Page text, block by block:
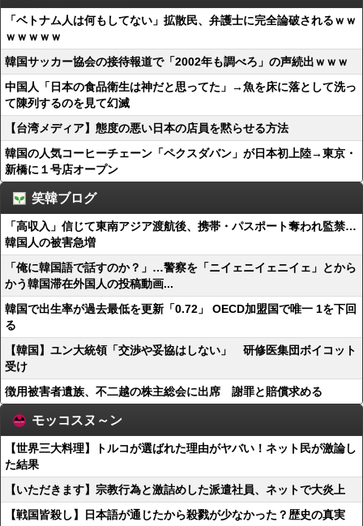
「ベトナム人は何もしてない」拡散民、弁護士に完全論破されるｗｗ
ｗｗｗｗｗ
韓国サッカー協会の接待報道で「2002年も調べろ」の声続出ｗｗｗ
中国人「日本の食品衛生は神だと思ってた」→魚を床に落として洗っ
て陳列するのを見て幻滅
【台湾メディア】態度の悪い日本の店員を黙らせる方法
韓国の人気コーヒーチェーン「ペクスダバン」が日本初上陸→東京・
新橋に１号店オープン
笑韓ブログ
「高収入」信じて東南アジア渡航後、携帯・パスポート奪われ監禁…
韓国人の被害急増
「俺に韓国語で話すのか？」…警察を「ニイェニイェニイェ」とから
かう韓国滞在外国人の投稿動画...
韓国で出生率が過去最低を更新「0.72」 OECD加盟国で唯一 1を下回
る
【韓国】ユン大統領「交渉や妥協はしない」 研修医集団ボイコット
受け
徴用被害者遺族、不二越の株主総会に出席 謝罪と賠償求める
モッコスヌ～ン
【世界三大料理】トルコが選ばれた理由がヤバい！ネット民が激論し
た結果
【いただきます】宗教行為と激詰めした派遣社員、ネットで大炎上
【戦国皆殺し】日本語が通じたから殺戮が少なかった？歴史の真実